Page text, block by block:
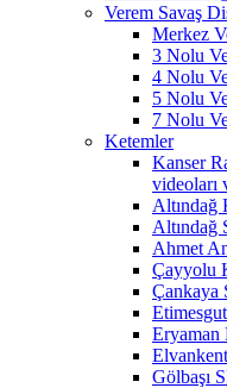
Verem Savaş
Merkez
3 Nolu
4 Nolu
5 Nolu
7 Nolu
Ketemler
Kanser
videoları
Ahmet
Çayyolu
Gölbaşı